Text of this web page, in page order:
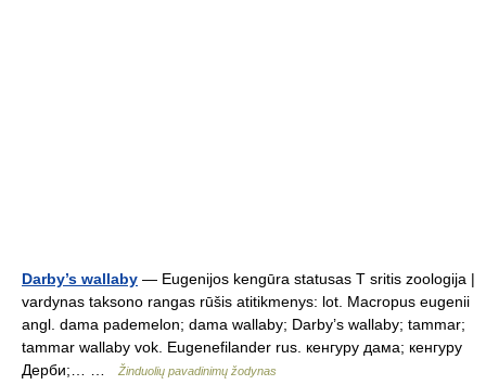
Darby’s wallaby — Eugenijos kengūra statusas T sritis zoologija |
vardynas taksono rangas rūšis atitikmenys: lot. Macropus eugenii
angl. dama pademelon; dama wallaby; Darby’s wallaby; tammar;
tammar wallaby vok. Eugenefilander rus. кенгуру дама; кенгуру
Дерби;… …
Žinduolių pavadinimų žodynas